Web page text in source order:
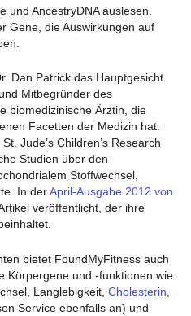
und AncestryDNA auslesen.
Gene, die Auswirkungen auf
Dan Patrick das Hauptgesicht
Mitbegründer des
biomedizinische Ärztin, die
Facetten der Medizin hat.
Jude’s Children’s Research
Studien über den
Stoffwechsel,
In derApril-Ausgabe 2012 von
veröffentlicht, der ihre
bietet FoundMyFitness auch
Körpergene und -funktionen wie
Langlebigkeit, Cholesterin
Service ebenfalls an) und